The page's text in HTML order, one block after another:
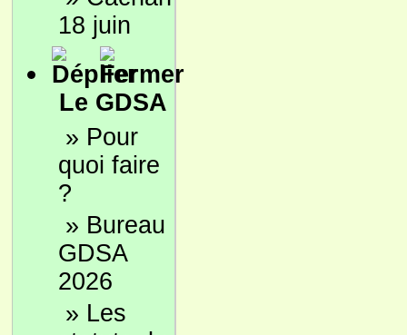
18 juin
Le GDSA
» Pour
quoi faire
?
» Bureau
GDSA
2026
» Les